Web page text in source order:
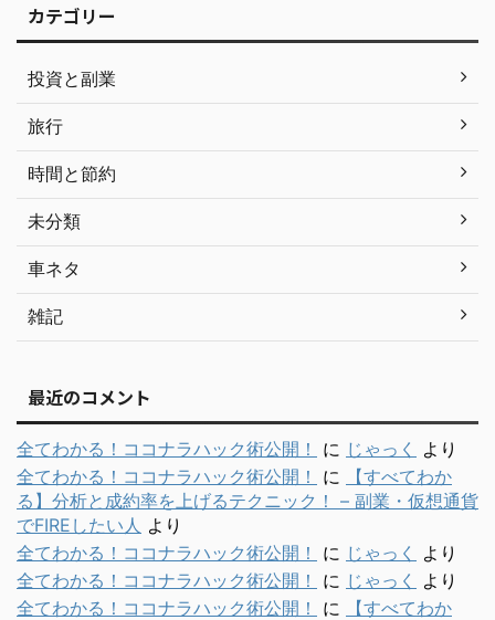
カテゴリー
投資と副業
旅行
時間と節約
未分類
車ネタ
雑記
最近のコメント
全てわかる！ココナラハック術公開！ に じゃっく
より
全てわかる！ココナラハック術公開！
に
【すべてわか
る】分析と成約率を上げるテクニック！ – 副業・仮想通貨
でFIREしたい人 より
全てわかる！ココナラハック術公開！
に じゃっく
より
全てわかる！ココナラハック術公開！
に じゃっく
より
全てわかる！ココナラハック術公開！
に
【すべてわか